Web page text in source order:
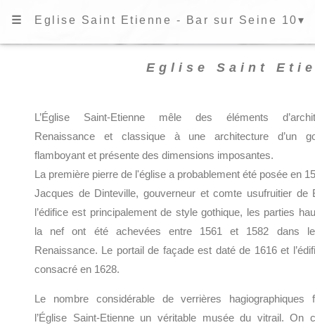
☰ Eglise Saint Etienne - Bar sur Seine 10▾
Eglise Saint
L’Église Saint-Etienne mêle des éléments
Renaissance et classique à une architecture d’un
flamboyant et présente des dimensions imposantes.
La première pierre de l'église a probablement été posée en
Jacques de Dinteville, gouverneur et comte usufruitier de
l’édifice est principalement de style gothique, les parties
la nef ont été achevées entre 1561 et 1582 dans
Renaissance. Le portail de façade est daté de 1616 et
consacré en 1628.
Le nombre considérable de verrières hagiographiques
l’Église Saint-Etienne un véritable musée du vitrail. On